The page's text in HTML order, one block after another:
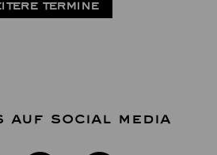
TERMINE
AUF SOCIAL MEDIA